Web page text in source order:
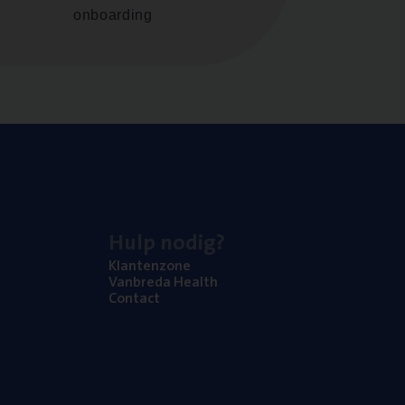
onboarding
Klan­ten­zo­ne
Van­b­re­da Health
Con­tact